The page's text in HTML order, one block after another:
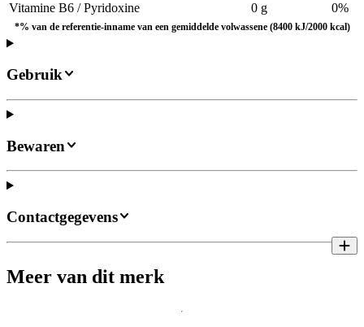
Vitamine B6 / Pyridoxine
0 g 0%
*% van de referentie-inname van een gemiddelde volwassene (8400 kJ/2000 kcal)
Gebruik
Bewaren
Contactgegevens
Meer van dit merk